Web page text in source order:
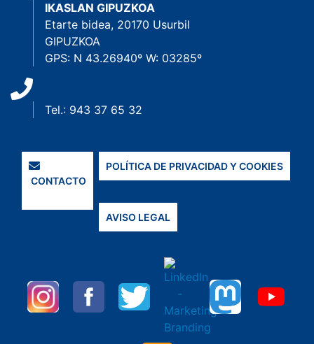
IKASLAN GIPUZKOA
Etarte bidea, 20170 Usurbil
GIPUZKOA
GPS: N 43.26940º W: 03285º
Tel.: 943 37 65 32
CONTACTO
POLÍTICA DE PRIVACIDAD Y COOKIES
AVISO LEGAL